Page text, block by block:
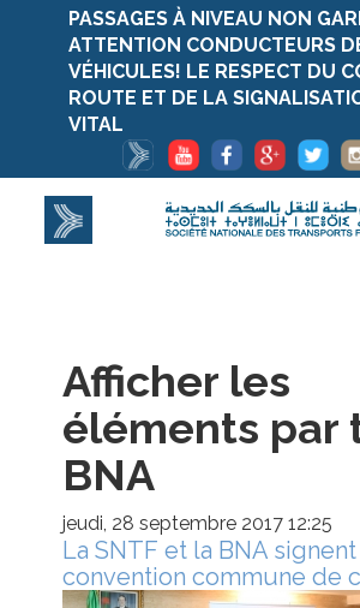
PASSAGES À NIVEAU NON
ATTENTION CONDUCTEURS
VÉHICULES! LE RESPECT DU
ROUTE ET DE LA
VITAL
Afficher les
éléments par
BNA
jeudi, 28 septembre 2017 12:25
La SNTF et la BNA
convention commune de